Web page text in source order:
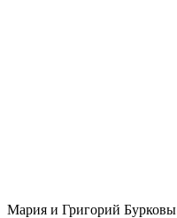
Мария и Григорий Бурковы